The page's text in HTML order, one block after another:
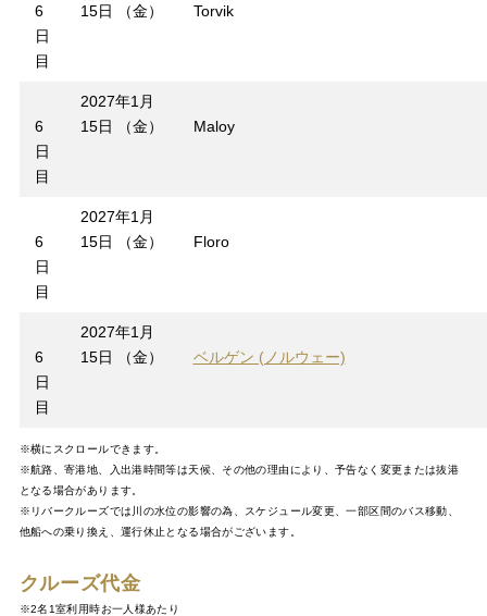
6
日
目
15日 （金）
Torvik
6
日
目
2027年1月
15日 （金）
Maloy
6
日
目
2027年1月
15日 （金）
Floro
6
日
目
2027年1月
15日 （金）
ベルゲン (ノルウェー)
※横にスクロールできます。
※航路、寄港地、入出港時間等は天候、その他の理由により、予告なく変更または抜港
となる場合があります。
※リバークルーズでは川の水位の影響の為、スケジュール変更、一部区間のバス移動、
他船への乗り換え、運行休止となる場合がございます。
クルーズ代金
※2名1室利用時お一人様あたり